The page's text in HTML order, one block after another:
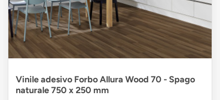
Vinile adesivo Forbo Allura Wood 70 - Spago
naturale 750 x 250 mm